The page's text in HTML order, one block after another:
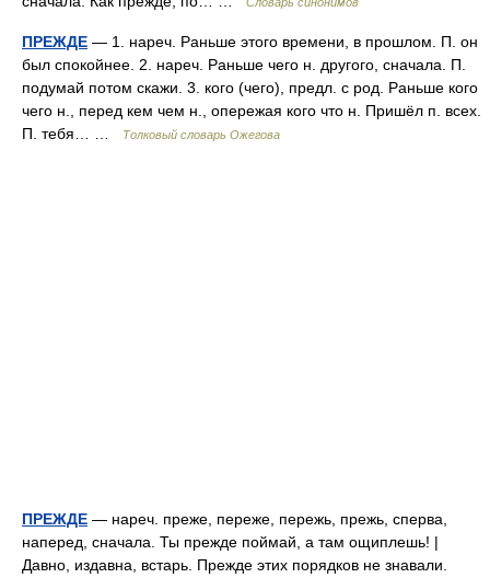
ПРЕЖДЕ — 1. нареч. Раньше этого времени, в прошлом. П. он
был спокойнее. 2. нареч. Раньше чего н. другого, сначала. П.
подумай потом скажи. 3. кого (чего), предл. с род. Раньше кого
чего н., перед кем чем н., опережая кого что н. Пришёл п. всех.
П. тебя… …
Толковый словарь Ожегова
ПРЕЖДЕ — нареч. преже, переже, пережь, прежь, сперва,
наперед, сначала. Ты прежде поймай, а там ощиплешь! |
Давно, издавна, встарь. Прежде этих порядков не знавали.